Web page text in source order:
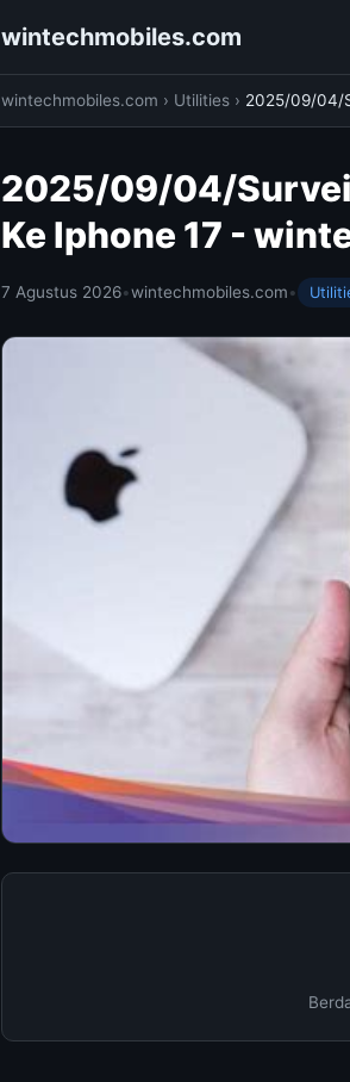
wintechmobiles.com
wintechmobiles.com › Utilities › 2025/09/04/
2025/09/04/Survei
Ke Iphone 17 -
7 Agustus 2026•wintechmobiles.com•